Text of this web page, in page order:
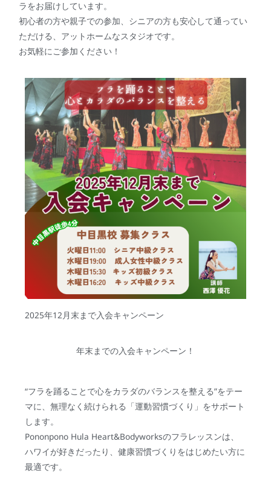
ラをお届けしています。
初心者の方や親子での参加、シニアの方も安心して通ってい
ただける、アットホームなスタジオです。
お気軽にご参加ください！
2025年12月末まで入会キャンペーン
年末までの入会キャンペーン！
“フラを踊ることで心をカラダのバランスを整える”をテー
マに、無理なく続けられる「運動習慣づくり」をサポート
します。
Pononpono Hula Heart&Bodyworksのフラレッスンは、
ハワイが好きだったり、健康習慣づくりをはじめたい方に
最適です。